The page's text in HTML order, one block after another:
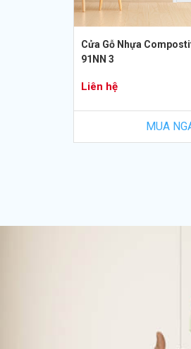
Cửa Gỗ Nhựa
91NN 3
Liên hệ
MUA